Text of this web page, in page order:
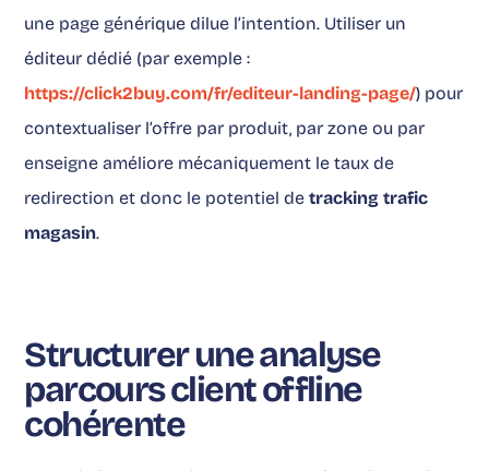
une page générique dilue l’intention. Utiliser un
éditeur dédié (par exemple :
https://click2buy.com/fr/editeur-landing-page/) pour
contextualiser l’offre par produit, par zone ou par
enseigne améliore mécaniquement le taux de
redirection et donc le potentiel detracking trafic
magasin.
Structurer une analyse
parcours client offline
cohérente